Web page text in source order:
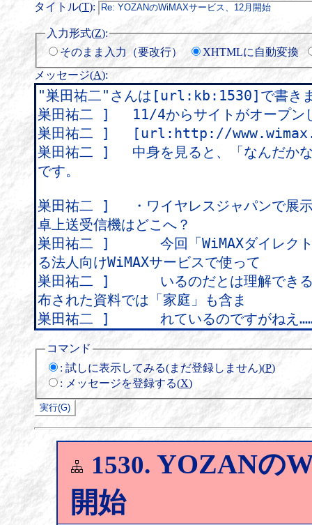
タイトル(T):
入力形式(Z):
そのまま入力（要改行）
XHTMLに自動変換
メッセージ(A):
コマンド
: 試しに表示してみる(まだ登録しません)(P)
: メッセージを登録する(X)
1530. YOZANの
開始